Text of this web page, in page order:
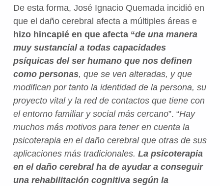
De esta forma, José Ignacio Quemada incidió en
que el daño cerebral afecta a múltiples áreas e
hizo hincapié en que afecta “de una manera
muy sustancial a todas capacidades
psíquicas del ser humano que nos definen
como personas, que se ven alteradas, y que
modifican por tanto la identidad de la persona, su
proyecto vital y la red de contactos que tiene con
el entorno familiar y social más cercano”. “Hay
muchos más motivos para tener en cuenta la
psicoterapia en el daño cerebral que otras de sus
aplicaciones más tradicionales. La psicoterapia
en el daño cerebral ha de ayudar a conseguir
una rehabilitación cognitiva según la